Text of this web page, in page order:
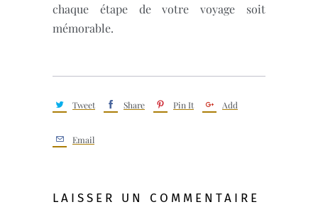
chaque étape de votre voyage soit
mémorable.
Tweet Share Pin It Add
Email
LAISSER UN COMMENTAIRE